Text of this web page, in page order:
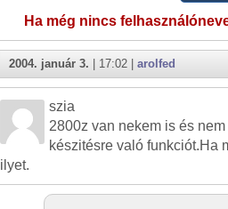
Ha még nincs
2004. január 3. | 17:02 | arolfed
szia
2800z van nekem is és
készitésre való funkciót.Ha
ilyet.